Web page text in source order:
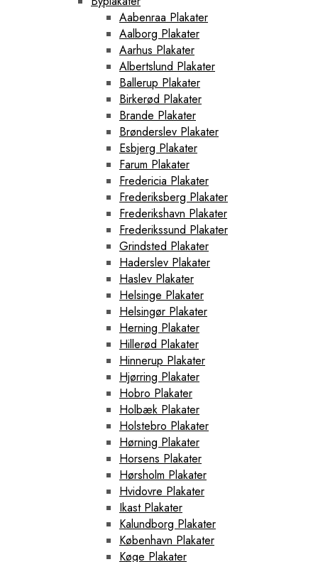
Aabenraa Plakater
Aalborg Plakater
Aarhus Plakater
Albertslund Plakater
Ballerup Plakater
Birkerød Plakater
Brande Plakater
Brønderslev Plakater
Esbjerg Plakater
Farum Plakater
Fredericia Plakater
Frederiksberg Plakater
Frederikshavn Plakater
Frederikssund Plakater
Grindsted Plakater
Haderslev Plakater
Haslev Plakater
Helsinge Plakater
Helsingør Plakater
Herning Plakater
Hillerød Plakater
Hinnerup Plakater
Hjørring Plakater
Hobro Plakater
Holbæk Plakater
Holstebro Plakater
Hørning Plakater
Horsens Plakater
Hørsholm Plakater
Hvidovre Plakater
Ikast Plakater
Kalundborg Plakater
København Plakater
Køge Plakater